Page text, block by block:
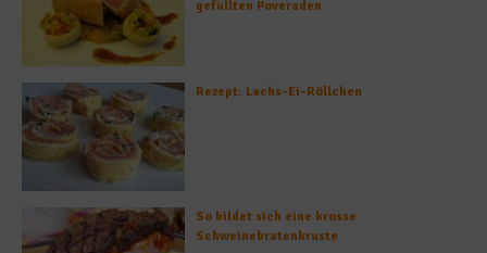
gefüllten Poveraden
Rezept: Lachs-Ei-Röllchen
So bildet sich eine krosse
Schweinebratenkruste